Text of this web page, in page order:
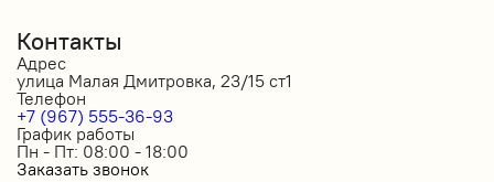
Контакты
Адрес
улица Малая Дмитровка, 23/15 ст1
Телефон
+7 (967) 555-36-93
График работы
Пн - Пт: 08:00 - 18:00
Заказать звонок